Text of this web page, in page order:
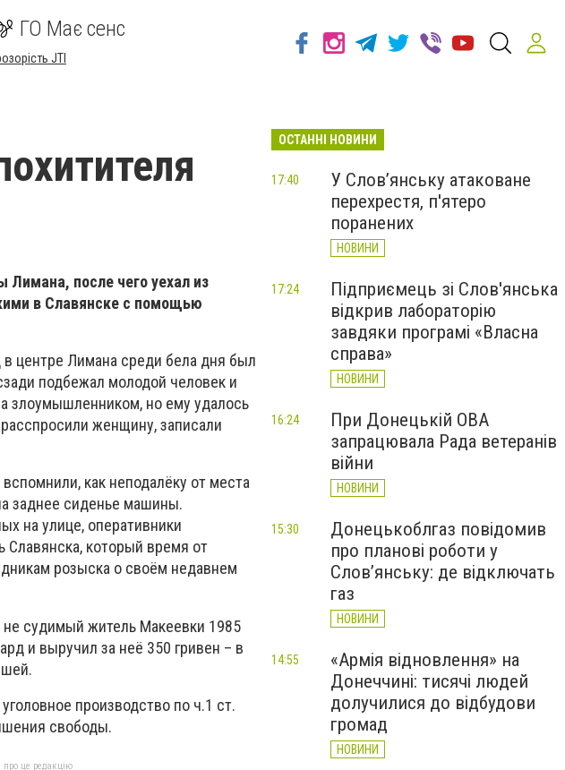
ГО Має сенс
JTI
после чего уехал из
в Славянске с помощью
центре Лимана среди бела дня был
подбежал молодой человек и
злоумышленником, но ему удалось
женщину, записали
как неподалёку от места
заднее сиденье машины.
на улице, оперативники
Славянска, который время от
розыска о своём недавнем
судимый житель Макеевки 1985
и выручил за неё 350 гривен – в
производство по ч.1 ст.
свободы.
про це редакцію
ОСТАННІ НОВИНИ
У Слов’янську атаковане
перехрестя, п'ятеро
поранених
НОВИНИ
17:40
Підприємець зі Слов'янська
відкрив лабораторію
завдяки програмі «Власна
справа»
НОВИНИ
17:24
При Донецькій ОВА
запрацювала Рада ветеранів
війни
НОВИНИ
16:24
Донецькоблгаз повідомив
про планові роботи у
Слов’янську: де відключать
газ
НОВИНИ
15:30
«Армія відновлення» на
Донеччині: тисячі людей
долучилися до відбудови
громад
НОВИНИ
14:55